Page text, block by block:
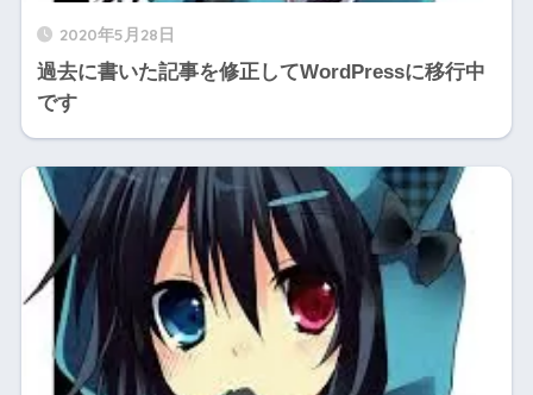
2020年5月28日
過去に書いた記事を修正してWordPressに移行中
です